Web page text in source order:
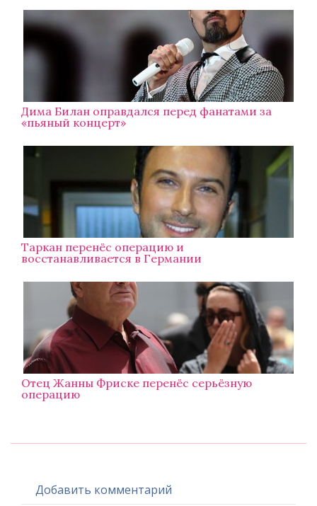
Дима Билан оправдался перед фанатами за
«пьяный концерт»
Таркан перенёс операцию и
восстанавливается в Германии
Отец Жанны Фриске перенёс серьёзную
операцию
Добавить комментарий